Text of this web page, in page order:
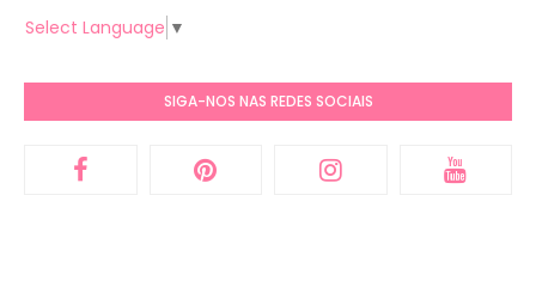
Select Language ▼
SIGA-NOS NAS REDES SOCIAIS